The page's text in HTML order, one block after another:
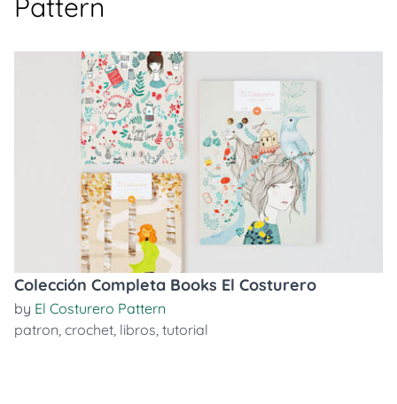
Pattern
Colección Completa Books El Costurero
by El Costurero Pattern
patron, crochet, libros, tutorial